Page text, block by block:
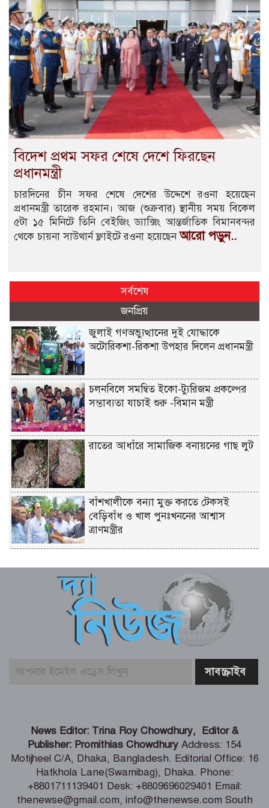
বিদেশ প্রথম সফর শেষে দেশে ফিরছেন
প্রধানমন্ত্রী
চারদিনের চীন সফর শেষে দেশের উদ্দেশে রওনা হয়েছেন
প্রধানমন্ত্রী তারেক রহমান। আজ (শুক্রবার) স্থানীয় সময় বিকেল
৫টা ১৫ মিনিটে তিনি বেইজিং ড্যাক্সিং আন্তর্জাতিক বিমানবন্দর
থেকে চায়না সাউথার্ন ফ্লাইটে রওনা হয়েছেনআরো পড়ুন..
সর্বশেষ
জনপ্রিয়
জুলাই গণঅভ্যুত্থানের দুই যোদ্ধাকে
অটোরিকশা-রিকশা উপহার দিলেন প্রধানমন্ত্রী
চলনবিলে সমন্বিত ইকো-ট্যুরিজম প্রকল্পের
সম্ভাব্যতা যাচাই শুরু -বিমান মন্ত্রী
রাতের আধাঁরে সামাজিক বনায়নের গাছ লুট
বাঁশখালীকে বন্যা মুক্ত করতে টেকসই
বেড়িবাঁধ ও খাল পুনঃখননের আশ্বাস
ত্রাণমন্ত্রীর
প্রভাব না ফেলে: প্রধানমন্ত্রী
ফের গ্রেফতার তনু হত্যায় সাবেক সেনাসদস্য
হাফিজুর রহমান
বাজার সিন্ডিকেট ও মজুতদারি করলেই
গণঅভ্যুত্থানের সঙ্গে প্রথম বেইমানি করেছেন
জামায়াত আমির – রাশেদ খান
সাড়ে ৬ বছরে মোটরসাইকেল দুর্ঘটনায় নিহত
১৫ হাজার ৭১২ জন
News Editor: Trina Roy Chowdhury, Editor &
Publisher: Promithias Chowdhury Address: 154
Motijheel C/A, Dhaka, Bangladesh. Editorial Office: 16
Hatkhola Lane(Swamibag), Dhaka. Phone:
+8801711139401 Desk: +8809696029401 Email:
thenewse@gmail.com, info@thenewse.com South